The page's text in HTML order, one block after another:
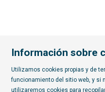
Diapositiva 2 de 7
Información sobre
Utilizamos cookies propias y de
funcionamiento del sitio web, y si
utilizaremos cookies para